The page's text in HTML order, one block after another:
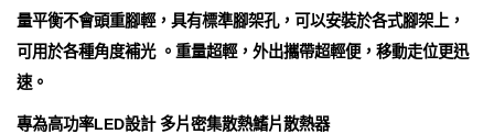
量平衡不會頭重腳輕，具有標準腳架孔，可以安裝於各式腳架上，
可用於各種角度補光 。重量超輕，外出攜帶超輕便，移動走位更迅
速。
專為高功率LED設計 多片密集散熱鰭片散熱器